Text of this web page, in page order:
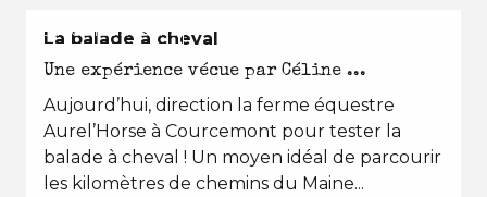
EN TOUTES SAISONS
La balade à cheval
Une expérience vécue par Céline ...
Aujourd’hui, direction la ferme équestre
Aurel’Horse à Courcemont pour tester la
balade à cheval ! Un moyen idéal de parcourir
les kilomètres de chemins du Maine...